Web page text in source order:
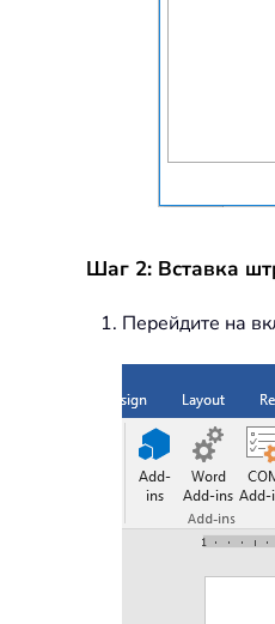
Шаг 2: Вставка
Перейдите на